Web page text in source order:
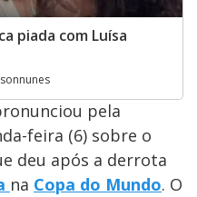
piada com Luísa
pela
feira (6) sobre o
deu após a derrota
na Copa do Mundo. O